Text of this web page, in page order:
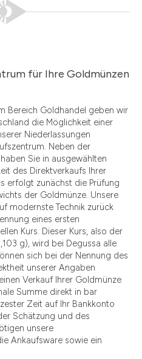
für Ihre Goldmünzen
Bereich Goldhandel geben wir
die Möglichkeit einer
Niederlassungen
Neben der
Sie in ausgewählten
des Direktverkaufs Ihrer
erfolgt zunächst die Prüfung
der Goldmünze. Unsere
modernste Technik zurück
eines ersten
Kurs. Dieser Kurs, also der
g), wird bei Degussa alle
sich bei der Nennung des
unserer Angaben
Verkauf Ihrer Goldmünze
Summe direkt in bar
Zeit auf Ihr Bankkonto
Schätzung und des
unsere
Ankaufsware sowie ein